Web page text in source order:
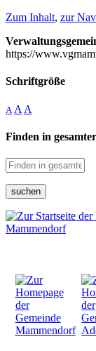
Zum Inhalt, zur
https://
Schriftgröße
A A A
Finden in
suchen